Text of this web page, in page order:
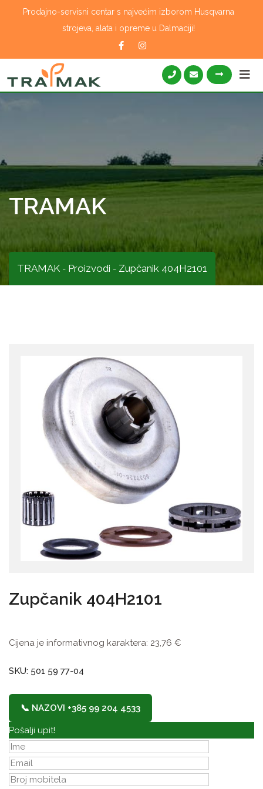
Prodajno-servisni centar s najvećim izborom Husqvarna
strojeva, alata i opreme u Dalmaciji!
TRAMAK
TRAMAK - Proizvodi - Zupčanik 404H2101
Zupčanik 404H2101
Cijena je informativnog karaktera: 23,76 €
SKU: 501 59 77-04
📞 NAZOVI +385 99 204 4533
Pošalji upit!